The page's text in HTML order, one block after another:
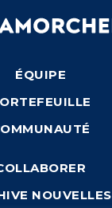
ÉQUIPE
NOUVELLES